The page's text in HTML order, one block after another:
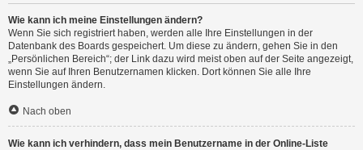
Wie kann ich meine Einstellungen ändern?
Wenn Sie sich registriert haben, werden alle Ihre Einstellungen in der
Datenbank des Boards gespeichert. Um diese zu ändern, gehen Sie in den
„Persönlichen Bereich“; der Link dazu wird meist oben auf der Seite angezeigt,
wenn Sie auf Ihren Benutzernamen klicken. Dort können Sie alle Ihre
Einstellungen ändern.
Nach oben
Wie kann ich verhindern, dass mein Benutzername in der Online-Liste